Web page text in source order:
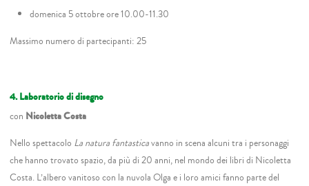
domenica 5 ottobre ore 10.00-11.30
Massimo numero di partecipanti: 25
4. Laboratorio di disegno
con Nicoletta Costa
Nello spettacolo La natura fantasticavanno in scena alcuni tra i personaggi
che hanno trovato spazio, da più di 20 anni, nel mondo dei libri di Nicoletta
Costa. L’albero vanitoso con la nuvola Olga e i loro amici fanno parte del